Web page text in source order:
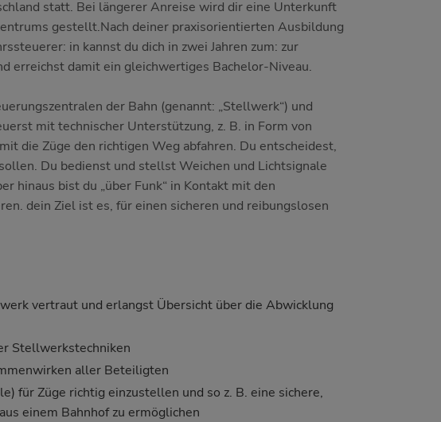
statt. Bei längerer Anreise wird dir eine Unterkunft
gestellt.Nach deiner praxisorientierten Ausbildung
in kannst du dich in zwei Jahren zum: zur
erreichst damit ein gleichwertiges Bachelor-Niveau.
der Bahn (genannt: „Stellwerk“) und
mit technischer Unterstützung, z. B. in Form von
die Züge den richtigen Weg abfahren. Du entscheidest,
Du bedienst und stellst Weichen und Lichtsignale
hinaus bist du „über Funk“ in Kontakt mit den
dein Ziel ist es, für einen sicheren und reibungslosen
vertraut und erlangst Übersicht über die Abwicklung
Stellwerkstechniken
aller Beteiligten
für Züge richtig einzustellen und so z. B. eine sichere,
einem Bahnhof zu ermöglichen